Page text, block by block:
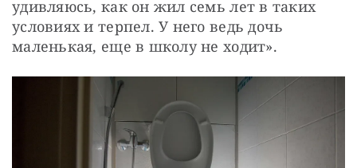
удивляюсь, как он жил семь лет в таких
условиях и терпел. У него ведь дочь
маленькая, еще в школу не ходит».